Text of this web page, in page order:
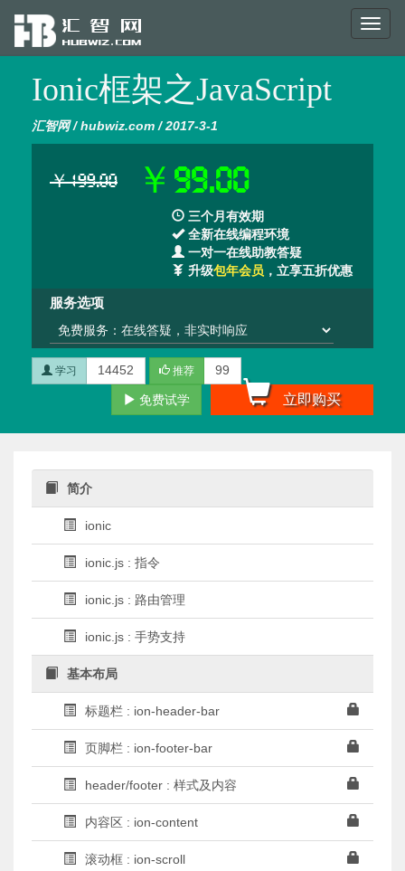
Ionic框架之JavaScript
汇智网 / hubwiz.com / 2017-3-1
￥199.00 ￥99.00
三个月有效期
全新在线编程环境
一对一在线助教答疑
升级包年会员 ，立享五折优惠
服务选项
学习 14452 推荐 99
立即购买
免费试学
简介
ionic
ionic.js : 指令
ionic.js : 路由管理
ionic.js : 手势支持
基本布局
标题栏 : ion-header-bar
页脚栏 : ion-footer-bar
header/footer : 样式及内容
内容区 : ion-content
滚动框 : ion-scroll